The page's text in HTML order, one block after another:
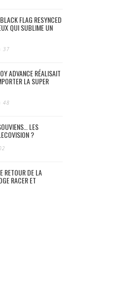
FLAG RESYNCED
QUI SUBLIME UN
37
ADVANCE RÉALISAIT
LA SUPER
48
LES
?
RETOUR DE LA
RACER ET